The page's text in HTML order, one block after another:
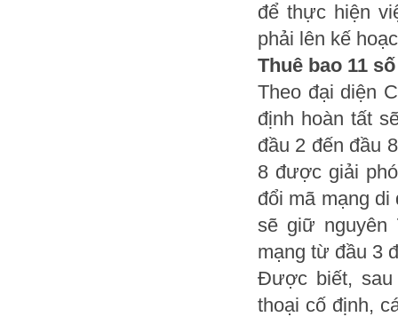
để thực hiện
phải lên kế
Thuê bao 11
Theo đại diện
định hoàn tất
đầu 2 đến đầu
8 được giải
đổi mã mạng di
sẽ giữ nguyên
mạng từ đầu 3
Được biết, sau
thoại cố định,